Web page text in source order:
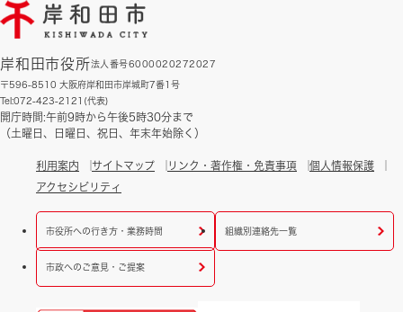
岸和田市役所法人番号6000020272027
〒596-8510 大阪府岸和田市岸城町7番1号
Tel:072-423-2121(代表)
開庁時間:午前9時から午後5時30分まで
（土曜日、日曜日、祝日、年末年始除く）
利用案内 サイトマップ リンク・著作権・免責事項
個人情報保護
アクセシビリティ
市役所への行き方・業務時間 組織別連絡先一覧
市政へのご意見・ご提案